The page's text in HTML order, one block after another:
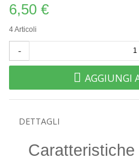
6,50 €
4Articoli
-
AGGIUNGI
DETTAGLI